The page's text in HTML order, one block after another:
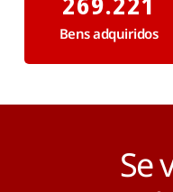
Bens adquiridos
Se